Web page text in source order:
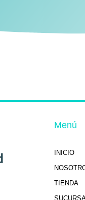
Menú
INICIO
TIENDA